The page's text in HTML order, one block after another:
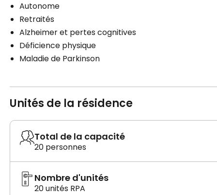
Autonome
Retraités
Alzheimer et pertes cognitives
Déficience physique
Maladie de Parkinson
Unités de la résidence
Total de la capacité
20 personnes
Nombre d'unités
20 unités RPA